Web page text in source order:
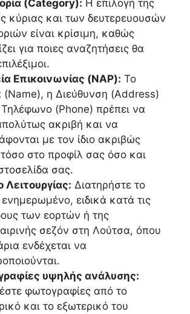
(Category): Η επιλογή της
κύριας και των δευτερευουσών
είναι κρίσιμη, καθώς
για ποιες αναζητήσεις θα
Επικοινωνίας (NAP): Το
η Διεύθυνση (Address)
Τηλέφωνο (Phone) πρέπει να
ακριβή και να
με τον ίδιο ακριβώς
στο προφίλ σας όσο και
σας.
Λειτουργίας: Διατηρήστε το
ειδικά κατά τις
των εορτών ή της
σεζόν στη Λούτσα, όπου
ενδέχεται να
υψηλής ανάλυσης:
φωτογραφίες από το
και το εξωτερικό του